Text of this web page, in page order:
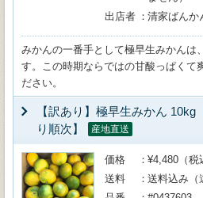
出店者
清家ばんか
みかんの一番手として極早生みかんは
す。この時期ならではの甘酸っぱくて
ださい。
【訳あり】極早生みかん 10kg
り順次】
産地直送
価格
¥4,480（税
送料
送料込み（